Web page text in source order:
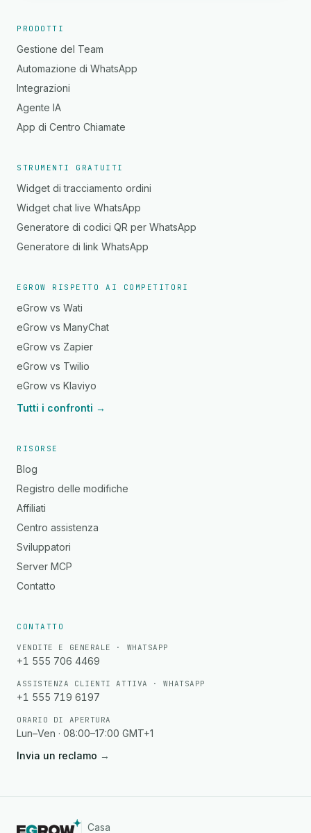
PRODOTTI
Gestione del Team
Automazione di WhatsApp
Integrazioni
Agente IA
App di Centro Chiamate
STRUMENTI GRATUITI
Widget di tracciamento ordini
Widget chat live WhatsApp
Generatore di codici QR per WhatsApp
Generatore di link WhatsApp
EGROW RISPETTO AI COMPETITORI
eGrow vs Wati
eGrow vs ManyChat
eGrow vs Zapier
eGrow vs Twilio
eGrow vs Klaviyo
Tutti i confronti →
RISORSE
Blog
Registro delle modifiche
Affiliati
Centro assistenza
Sviluppatori
Server MCP
Contatto
CONTATTO
VENDITE E GENERALE · WHATSAPP
+1 555 706 4469
ASSISTENZA CLIENTI ATTIVA · WHATSAPP
+1 555 719 6197
ORARIO DI APERTURA
Lun–Ven · 08:00–17:00 GMT+1
Invia un reclamo →
Casa